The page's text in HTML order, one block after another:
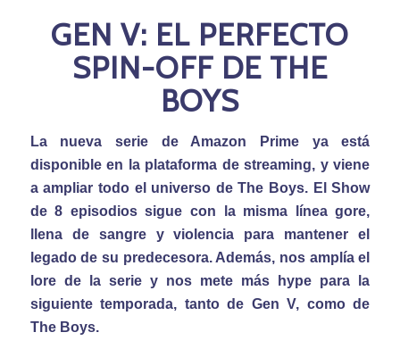
GEN V: EL PERFECTO
SPIN-OFF DE THE
BOYS
La nueva serie de Amazon Prime ya está
disponible en la plataforma de streaming, y viene
a ampliar todo el universo de The Boys. El Show
de 8 episodios sigue con la misma línea gore,
llena de sangre y violencia para mantener el
legado de su predecesora. Además, nos amplía el
lore de la serie y nos mete más hype para la
siguiente temporada, tanto de Gen V, como de
The Boys.